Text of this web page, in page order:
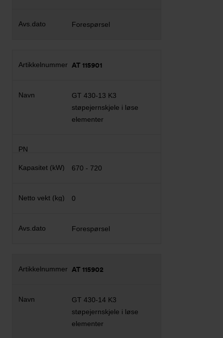
Forespørsel
AT 115901
GT 430-13 K3
støpejernskjele i løse
elementer
670 - 720
0
Forespørsel
AT 115902
GT 430-14 K3
støpejernskjele i løse
elementer